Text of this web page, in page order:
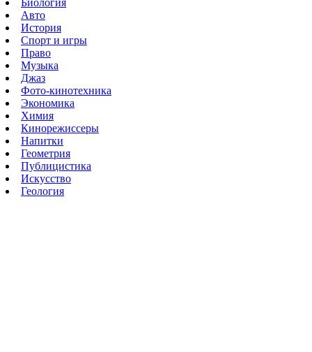
Биология
Авто
История
Спорт и игры
Право
Музыка
Джаз
Фото-кинотехника
Экономика
Химия
Кинорежиссеры
Напитки
Геометрия
Публицистика
Искусство
Геология